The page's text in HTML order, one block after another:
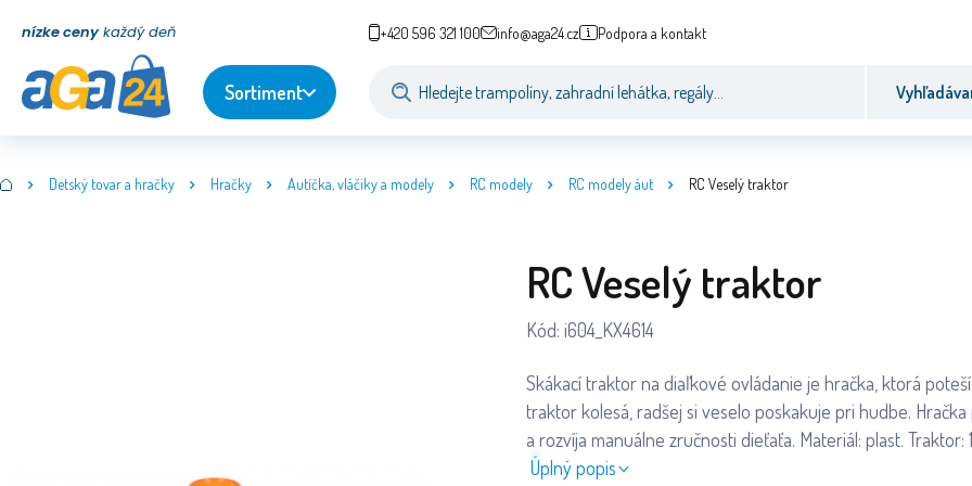
nízke ceny každý deň +420 596 321 100 info@aga24.cz Podpora a kontakt
Sortiment
Detský tovar a hračky Hračky Autíčka, vláčiky a modely RC modely RC modely áut RC Veselý traktor
RC Veselý traktor
Kód: i604_KX4614
Skákací traktor na diaľkové ovládanie je hračka, ktorá
traktor kolesá, radšej si veselo poskakuje pri hudbe.
a rozvíja manuálne zručnosti dieťaťa. Materiál: plast. Traktor:
Úplný popis